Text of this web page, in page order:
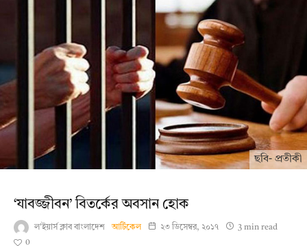
ছবি- প্রতীকী
‘যাবজ্জীবন’ বিতর্কের অবসান হোক
ল'ইয়ার্স ক্লাব বাংলাদেশ আর্টিকেল ২৩ ডিসেম্বর, ২০১৭
3 min read
0